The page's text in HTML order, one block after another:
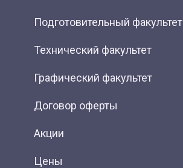
Подготовительный факультет
Технический факультет
Графический факультет
Договор оферты
Акции
Цены